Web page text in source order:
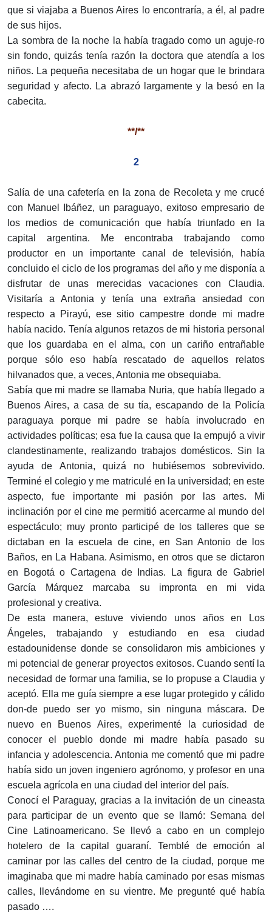
que si viajaba a Buenos Aires lo encontraría, a él, al padre
de sus hijos.
La sombra de la noche la había tragado como un aguje-ro
sin fondo, quizás tenía razón la doctora que atendía a los
niños. La pequeña necesitaba de un hogar que le brindara
seguridad y afecto. La abrazó largamente y la besó en la
cabecita.
**/**
2
Salía de una cafetería en la zona de Recoleta y me crucé
con Manuel Ibáñez, un paraguayo, exitoso empresario de
los medios de comunicación que había triunfado en la
capital argentina. Me encontraba trabajando como
productor en un importante canal de televisión, había
concluido el ciclo de los programas del año y me disponía a
disfrutar de unas merecidas vacaciones con Claudia.
Visitaría a Antonia y tenía una extraña ansiedad con
respecto a Pirayú, ese sitio campestre donde mi madre
había nacido. Tenía algunos retazos de mi historia personal
que los guardaba en el alma, con un cariño entrañable
porque sólo eso había rescatado de aquellos relatos
hilvanados que, a veces, Antonia me obsequiaba.
Sabía que mi madre se llamaba Nuria, que había llegado a
Buenos Aires, a casa de su tía, escapando de la Policía
paraguaya porque mi padre se había involucrado en
actividades políticas; esa fue la causa que la empujó a vivir
clandestinamente, realizando trabajos domésticos. Sin la
ayuda de Antonia, quizá no hubiésemos sobrevivido.
Terminé el colegio y me matriculé en la universidad; en este
aspecto, fue importante mi pasión por las artes. Mi
inclinación por el cine me permitió acercarme al mundo del
espectáculo; muy pronto participé de los talleres que se
dictaban en la escuela de cine, en San Antonio de los
Baños, en La Habana. Asimismo, en otros que se dictaron
en Bogotá o Cartagena de Indias. La figura de Gabriel
García Márquez marcaba su impronta en mi vida
profesional y creativa.
De esta manera, estuve viviendo unos años en Los
Ángeles, trabajando y estudiando en esa ciudad
estadounidense donde se consolidaron mis ambiciones y
mi potencial de generar proyectos exitosos. Cuando sentí la
necesidad de formar una familia, se lo propuse a Claudia y
aceptó. Ella me guía siempre a ese lugar protegido y cálido
don-de puedo ser yo mismo, sin ninguna máscara. De
nuevo en Buenos Aires, experimenté la curiosidad de
conocer el pueblo donde mi madre había pasado su
infancia y adolescencia. Antonia me comentó que mi padre
había sido un joven ingeniero agrónomo, y profesor en una
escuela agrícola en una ciudad del interior del país.
Conocí el Paraguay, gracias a la invitación de un cineasta
para participar de un evento que se llamó: Semana del
Cine Latinoamericano. Se llevó a cabo en un complejo
hotelero de la capital guaraní. Temblé de emoción al
caminar por las calles del centro de la ciudad, porque me
imaginaba que mi madre había caminado por esas mismas
calles, llevándome en su vientre. Me pregunté qué había
pasado ….